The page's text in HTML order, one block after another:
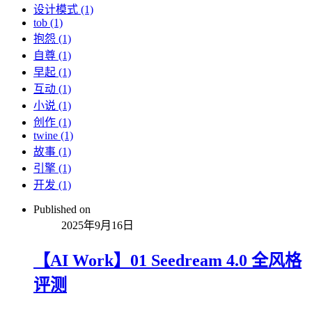
设计模式 (1)
tob (1)
抱怨 (1)
自尊 (1)
早起 (1)
互动 (1)
小说 (1)
创作 (1)
twine (1)
故事 (1)
引擎 (1)
开发 (1)
Published on
2025年9月16日
【AI Work】01 Seedream 4.0 全风格
评测